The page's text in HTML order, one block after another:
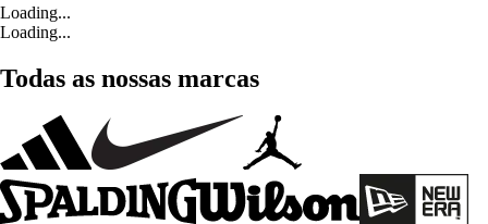
Loading...
Loading...
Todas as nossas marcas